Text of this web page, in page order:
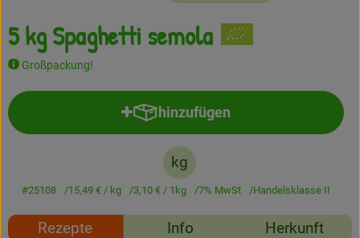
Gratis Ökokiste im Wert von 25 Euro
Amperhof-Blog
Entdecken
5 kg Spaghetti semola
Großpackung!
hinzufügen
Produkt zum Warenkorb
kg
#25108 15,49 € / kg 3,10 € / 1kg 7% MwSt Handelsklasse II
Rezepte Info Herkunft